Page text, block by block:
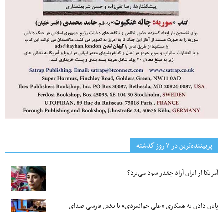
پربیننده‌ترین‌ در ۷ روز گذشته
آمریکا از ایران آزاد چقدر سود می‌برد؟
پایان دادن به همکاری «علی جوانمردی» با بخش فارسی صدای